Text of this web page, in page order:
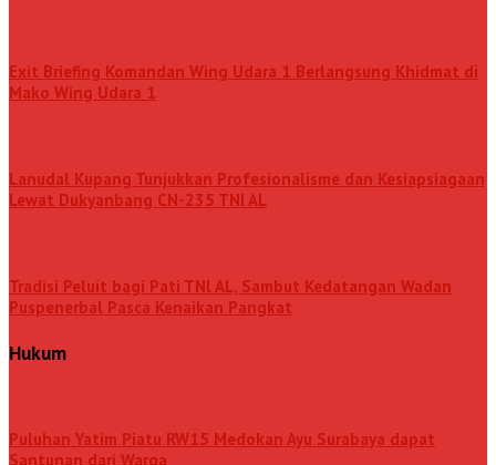
Exit Briefing Komandan Wing Udara 1 Berlangsung Khidmat di
Mako Wing Udara 1
Lanudal Kupang Tunjukkan Profesionalisme dan Kesiapsiagaan
Lewat Dukyanbang CN-235 TNI AL
Tradisi Peluit bagi Pati TNl AL, Sambut Kedatangan Wadan
Puspenerbal Pasca Kenaikan Pangkat
Hukum
Puluhan Yatim Piatu RW15 Medokan Ayu Surabaya dapat
Santunan dari Warga